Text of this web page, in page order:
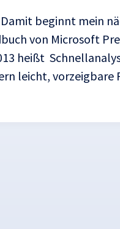
beginnt mein
von Microsoft
heißt
leicht, vorzeigbare